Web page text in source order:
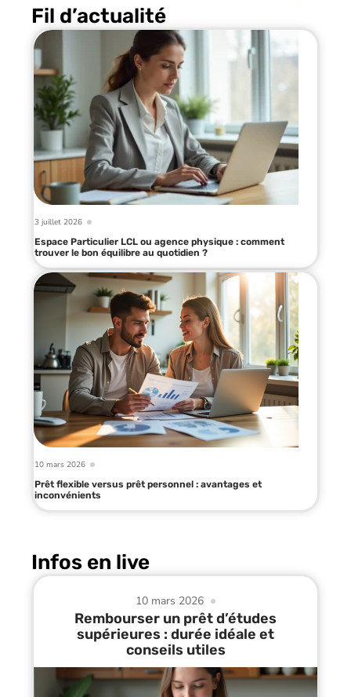
Fil d’actualité
3 juillet 2026
Espace Particulier LCL ou agence physique : comment
trouver le bon équilibre au quotidien ?
10 mars 2026
Prêt flexible versus prêt personnel : avantages et
inconvénients
Infos en live
10 mars 2026
Rembourser un prêt d’études
supérieures : durée idéale et
conseils utiles